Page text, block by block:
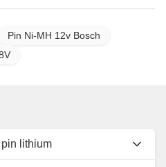
Pin Ni-MH 12v Bosch
lithium